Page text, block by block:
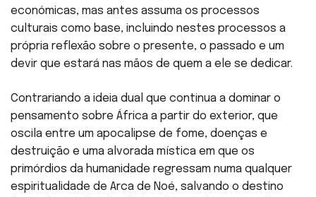
económicas, mas antes assuma os processos
culturais como base, incluindo nestes processos a
própria reflexão sobre o presente, o passado e um
devir que estará nas mãos de quem a ele se dedicar.
Contrariando a ideia dual que continua a dominar o
pensamento sobre África a partir do exterior, que
oscila entre um apocalipse de fome, doenças e
destruição e uma alvorada mística em que os
primórdios da humanidade regressam numa qualquer
espiritualidade de Arca de Noé, salvando o destino